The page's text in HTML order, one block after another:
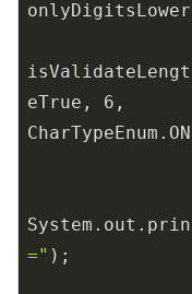
eTrue, 6 ,
=" );